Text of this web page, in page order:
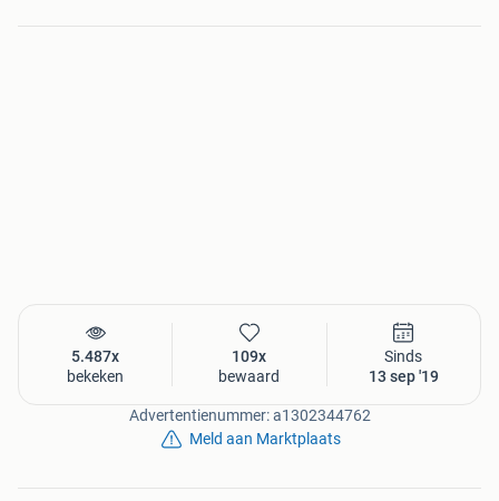
5.487x
bekeken
109x
bewaard
Sinds
13 sep '19
Advertentienummer: a1302344762
Meld aan Marktplaats